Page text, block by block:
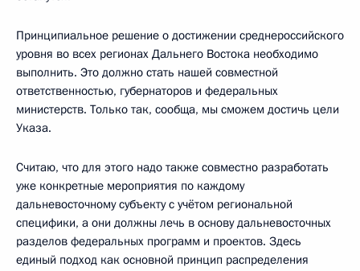
Принципиальное решение о достижении среднероссийского
уровня во всех регионах Дальнего Востока необходимо
выполнить. Это должно стать нашей совместной
ответственностью, губернаторов и федеральных
министерств. Только так, сообща, мы сможем достичь цели
Указа.
Считаю, что для этого надо также совместно разработать
уже конкретные мероприятия по каждому
дальневосточному субъекту с учётом региональной
специфики, а они должны лечь в основу дальневосточных
разделов федеральных программ и проектов. Здесь
единый подход как основной принцип распределения